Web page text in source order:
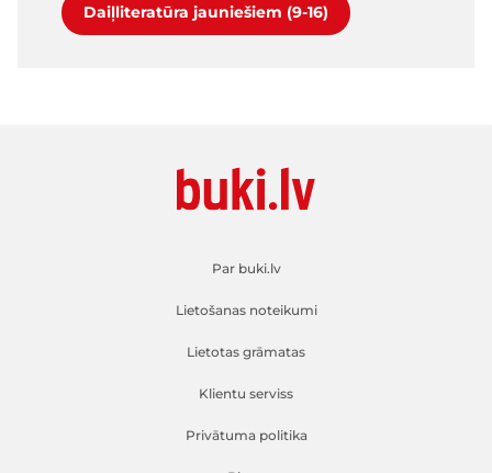
Daiļliteratūra jauniešiem (9-16)
Par buki.lv
Lietošanas noteikumi
Lietotas grāmatas
Klientu serviss
Privātuma politika